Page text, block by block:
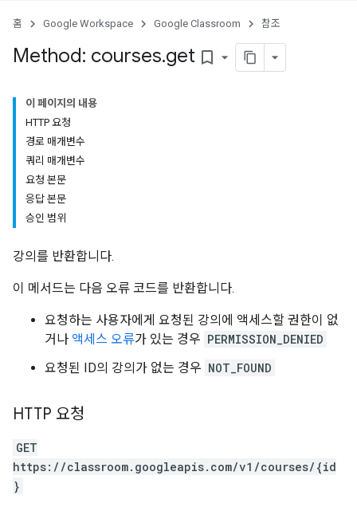
홈 Google Workspace Google Classroom 참조
Method: courses.get bookmark_border
이 페이지의 내용
HTTP 요청
경로 매개변수
쿼리 매개변수
요청 본문
응답 본문
승인 범위
강의를 반환합니다.
이 메서드는 다음 오류 코드를 반환합니다.
요청하는 사용자에게 요청된 강의에 액세스할 권한이 없
거나 액세스 오류가 있는 경우 PERMISSION_DENIED
요청된 ID의 강의가 없는 경우 NOT_FOUND
HTTP 요청
GET
https://classroom.googleapis.com/v1/courses/{id
}